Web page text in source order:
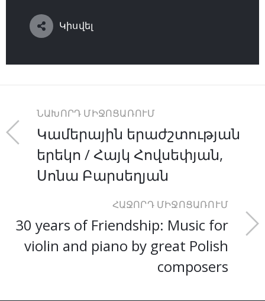
Կիսվել
ՆԱԽՈՐԴ ՄԻՋՈՑԱՌՈՒՄ
Կամերային երաժշտության
երեկո / Հայկ Հովսեփյան,
Սոնա Բարսեղյան
ՀԱՋՈՐԴ ՄԻՋՈՑԱՌՈՒՄ
30 years of Friendship: Music for
violin and piano by great Polish
composers